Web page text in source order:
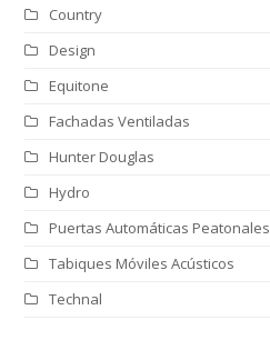
Country
Design
Equitone
Fachadas Ventiladas
Hunter Douglas
Hydro
Puertas Automáticas Peatonales
Tabiques Móviles Acústicos
Technal